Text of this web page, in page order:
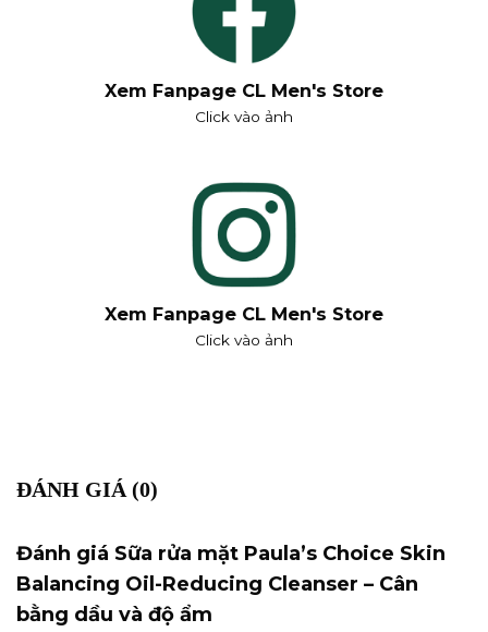
Xem Fanpage CL Men's Store
Click vào ảnh
Xem Fanpage CL Men's Store
Click vào ảnh
ĐÁNH GIÁ (0)
Đánh giá Sữa rửa mặt Paula’s Choice Skin
Balancing Oil-Reducing Cleanser – Cân
bằng dầu và độ ẩm